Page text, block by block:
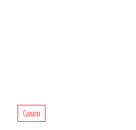
Салати